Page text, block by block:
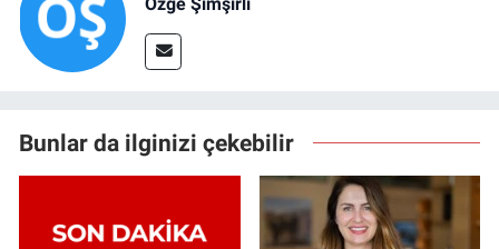
Bunlar da ilginizi çekebilir